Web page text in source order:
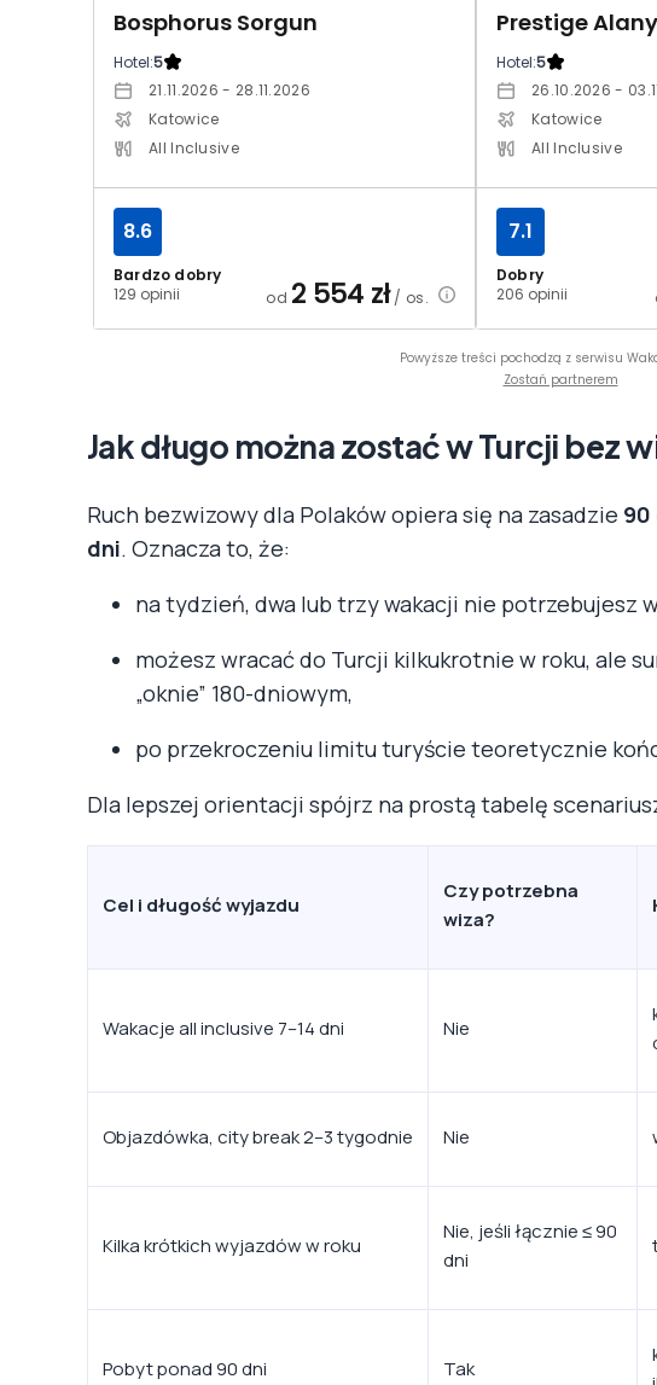
Bosphorus Sorgun
Hotel:5
21.11.2026 - 28.11.2026
Katowice
All Inclusive
Bardzo dobry
129 opinii
8.6
od 2 554 zł/ os.
Prestige
Hotel:5
26.10.2026 -
Katowice
All Inclusive
Dobry
206 opinii
7.1
Powyższe treści pochodzą z serwisu
Zostań partnerem
Jak długo można zostać w Turcji bez
Ruch bezwizowy dla Polaków opiera się na zasadzie 90
dni. Oznacza to, że:
na tydzień, dwa lub trzy wakacji nie potrzebujesz
możesz wracać do Turcji kilkukrotnie w roku, ale
„oknie” 180-dniowym,
po przekroczeniu limitu turyście teoretycznie
Dla lepszej orientacji spójrz na prostą tabelę
Cel i długość wyjazdu
Czy potrzebna
wiza?
Wakacje all inclusive 7–14 dni Nie
Objazdówka, city break 2–3 tygodnie Nie
Kilka krótkich wyjazdów w roku
Nie, jeśli łącznie ≤ 90
dni
Pobyt ponad 90 dni Tak